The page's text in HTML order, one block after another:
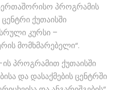
პროგრამის
ქუთაისში
კურსი –
მომხმარებელი“.
პროგრამით ქუთაისში
და დასაქმების ცენტრში